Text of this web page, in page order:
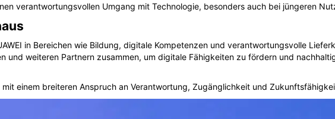
verantwortungsvollen Umgang mit Technologie, besonders auch bei jüngeren
in Bereichen wie Bildung, digitale Kompetenzen und verantwortungsvolle
und weiteren Partnern zusammen, um digitale Fähigkeiten zu fördern und
einem breiteren Anspruch an Verantwortung, Zugänglichkeit und